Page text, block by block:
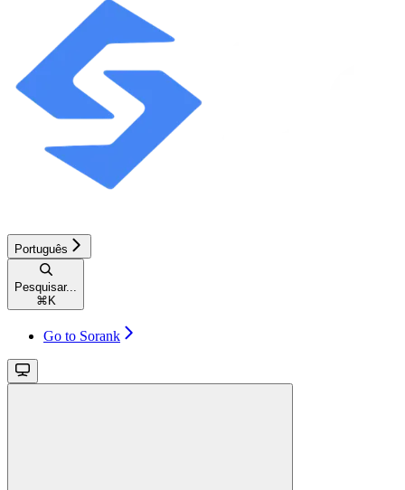
Português
Pesquisar...
⌘ K
Go to Sorank